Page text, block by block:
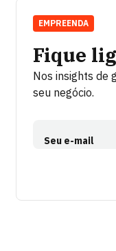
Fique
Nos insights de
seu negócio.
Seu e-mail
EMPREENDA